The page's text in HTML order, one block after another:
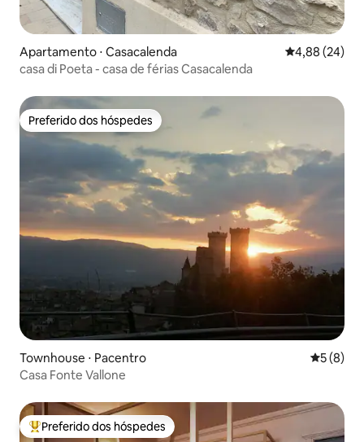
Apartamento ⋅ Casacalenda 4,88 de uma
4,88 (24)
casa di Poeta - casa de férias Casacalenda
Preferido dos hóspedes
Preferido dos hóspedes
Townhouse ⋅ Pacentro 5 de
5 (8)
Casa Fonte Vallone
Entre os melhores preferidos dos hóspedes
Preferido dos hóspedes